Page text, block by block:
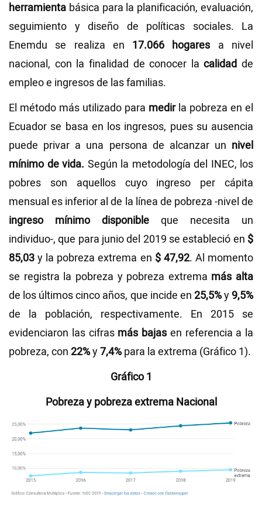
herramienta básica para la planificación, evaluación,
seguimiento y diseño de políticas sociales. La
Enemdu se realiza en 17.066 hogares a nivel
nacional, con la finalidad de conocer lacalidad de
empleo e ingresos de las familias.
El método más utilizado para medirla pobreza en el
Ecuador se basa en los ingresos, pues su ausencia
puede privar a una persona de alcanzar un nivel
mínimo de vida. Según la metodología del INEC, los
pobres son aquellos cuyo ingreso per cápita
mensual es inferior al de la línea de pobreza -nivel de
ingreso mínimo disponible que necesita un
individuo-, que para junio del 2019 se estableció en $
85,03 y la pobreza extrema en $ 47,92. Al momento
se registra la pobreza y pobreza extrema más alta
de los últimos cinco años, que incide en 25,5%y9,5%
de la población, respectivamente. En 2015 se
evidenciaron las cifras más bajas en referencia a la
pobreza, con 22%y7,4%para la extrema (Gráfico 1).
Gráfico 1
Pobreza y pobreza extrema Nacional